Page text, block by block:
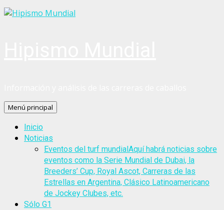
Menú principal
Inicio
Noticias
Eventos del turf mundialAquí habrá noticias sobre
eventos como la Serie Mundial de Dubai, la
Breeders’ Cup, Royal Ascot, Carreras de las
Estrellas en Argentina, Clásico Latinoamericano
de Jockey Clubes, etc.
Sólo G1